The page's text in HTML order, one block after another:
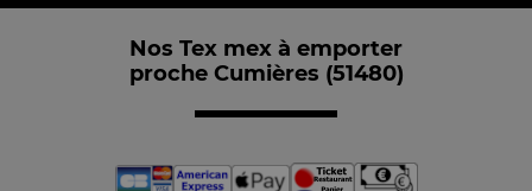
Nos Tex mex à emporter
proche Cumières (51480)